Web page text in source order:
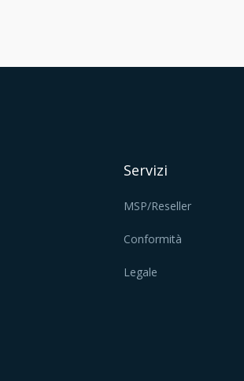
Servizi
MSP/Reseller
Conformità
Legale